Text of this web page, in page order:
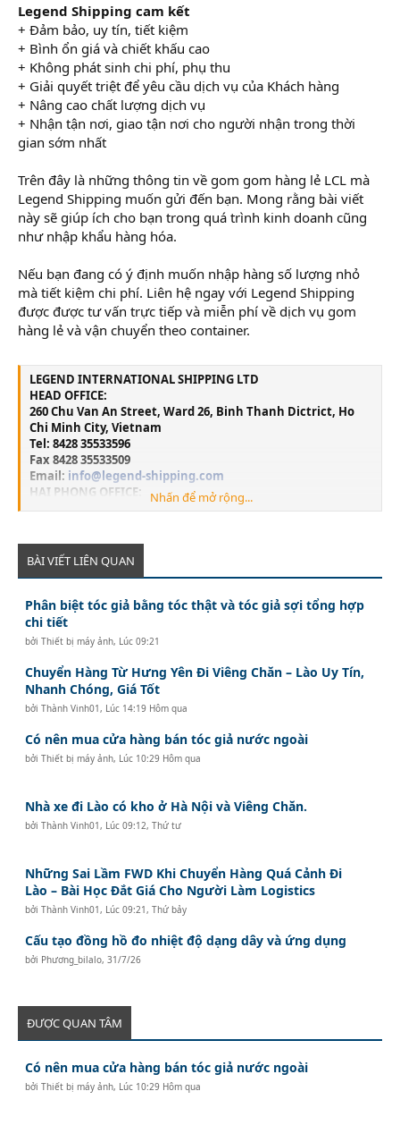
Legend Shipping cam kết
+ Đảm bảo, uy tín, tiết kiệm
+ Bình ổn giá và chiết khấu cao
+ Không phát sinh chi phí, phụ thu
+ Giải quyết triệt để yêu cầu dịch vụ của Khách hàng
+ Nâng cao chất lượng dịch vụ
+ Nhận tận nơi, giao tận nơi cho người nhận trong thời
gian sớm nhất
Trên đây là những thông tin về gom gom hàng lẻ LCL mà
Legend Shipping muốn gửi đến bạn. Mong rằng bài viết
này sẽ giúp ích cho bạn trong quá trình kinh doanh cũng
như nhập khẩu hàng hóa.
Nếu bạn đang có ý định muốn nhập hàng số lượng nhỏ
mà tiết kiệm chi phí. Liên hệ ngay với Legend Shipping
được được tư vấn trực tiếp và miễn phí về dịch vụ gom
hàng lẻ và vận chuyển theo container.
LEGEND INTERNATIONAL SHIPPING LTD
HEAD OFFICE:
260 Chu Van An Street, Ward 26, Binh Thanh Dictrict, Ho
Chi Minh City, Vietnam
Tel: 8428 35533596
Fax 8428 35533509
Email: info@legend-shipping.com
HAI PHONG OFFICE:
No.3 Le Thanh Tong Street, May To Ward, Ngo Quyen
Tel: 84225 3999679
Fax: 84225 3999569
Lghp@legend-shipping.com
Nhấn để mở rộng...
BÀI VIẾT LIÊN QUAN
Phân biệt tóc giả bằng tóc thật và tóc giả sợi tổng hợp
chi tiết
bởiThiết bị máy ảnh, Lúc 09:21
Chuyển Hàng Từ Hưng Yên Đi Viêng Chăn – Lào Uy Tín,
Nhanh Chóng, Giá Tốt
bởiThành Vinh01 , Lúc 14:19 Hôm qua
Có nên mua cửa hàng bán tóc giả nước ngoài
bởiThiết bị máy ảnh, Lúc 10:29 Hôm qua
Nhà xe đi Lào có kho ở Hà Nội và Viêng Chăn.
bởiThành Vinh01 , Lúc 09:12, Thứ tư
Những Sai Lầm FWD Khi Chuyển Hàng Quá Cảnh Đi
Lào – Bài Học Đắt Giá Cho Người Làm Logistics
bởiThành Vinh01 , Lúc 09:21, Thứ bảy
Cấu tạo đồng hồ đo nhiệt độ dạng dây và ứng dụng
bởi Phương_bilalo,31/7/26
ĐƯỢC QUAN TÂM
Có nên mua cửa hàng bán tóc giả nước ngoài
bởiThiết bị máy ảnh, Lúc 10:29 Hôm qua